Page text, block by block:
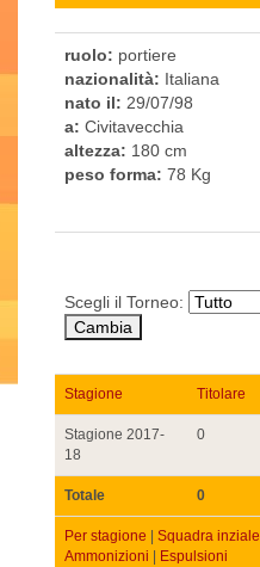
ruolo: portiere
nazionalità: Italiana
nato il: 29/07/98
a: Civitavecchia
altezza: 180 cm
peso forma: 78 Kg
Scegli il Torneo:
Stagione Titolare
Stagione 2017-
18
0
Totale 0
Per stagione Squadra inziale
Ammonizioni
Espulsioni